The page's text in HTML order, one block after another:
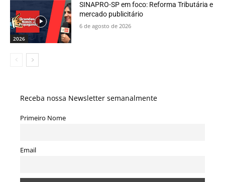
2026
SINAPRO-SP em foco: Reforma Tributária e
mercado publicitário
6 de agosto de 2026
Receba nossa Newsletter semanalmente
Primeiro Nome
Email